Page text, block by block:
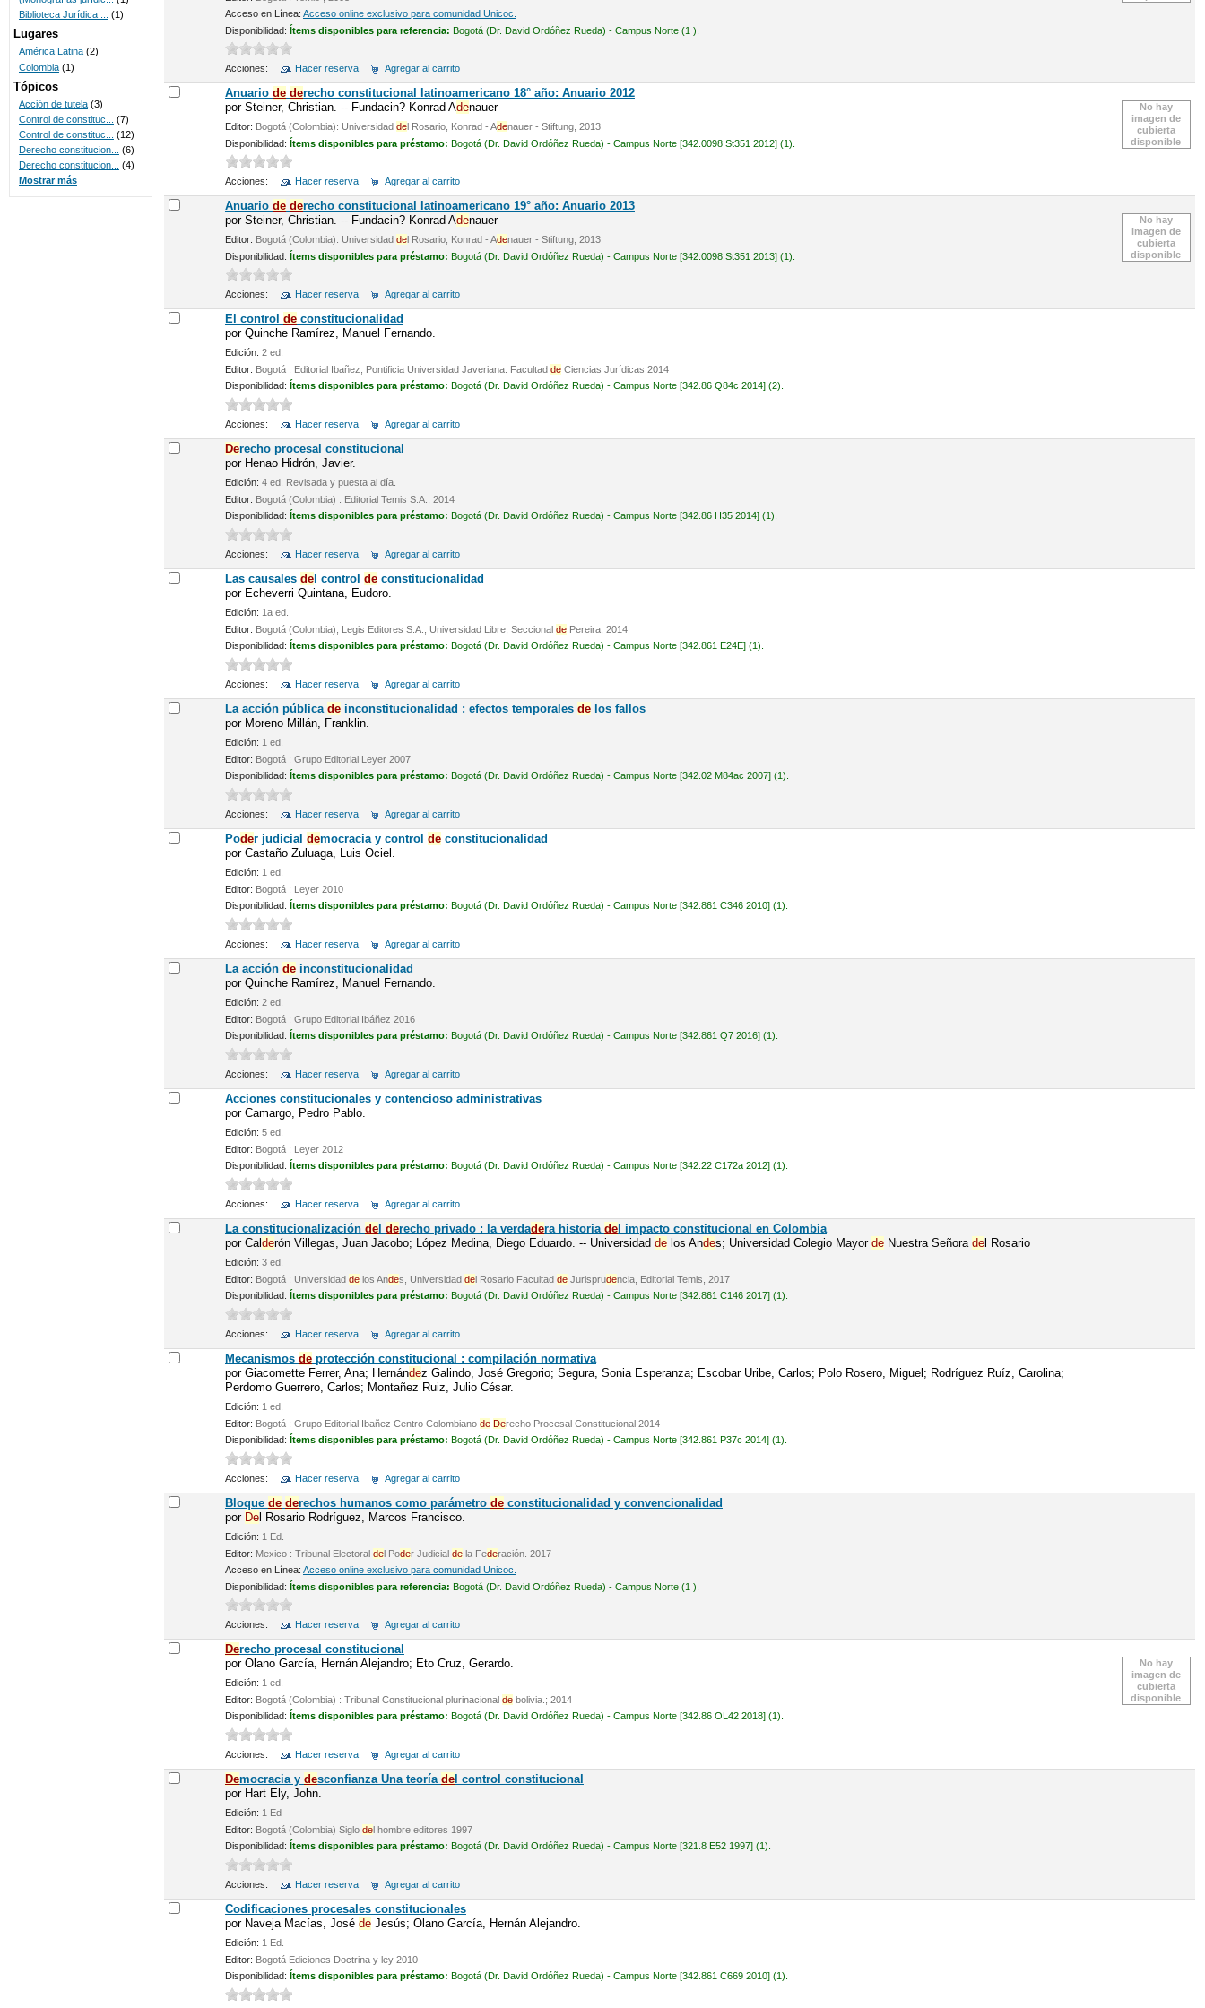
Acceso en Línea: Acceso online exclusivo para comunidad Unicoc.
Disponibilidad: Ítems disponibles para referencia: Bogotá (Dr. David Ordóñez Rueda) - Campus Norte (1 ).
Acciones: Hacer reserva Agregar al carrito
Anuario de derecho constitucional latinoamericano 18° año: Anuario 2012
por Steiner, Christian. -- Fundacin? Konrad Adenauer
Editor: Bogotá (Colombia): Universidad del Rosario, Konrad - Adenauer - Stiftung, 2013
Disponibilidad: Ítems disponibles para préstamo: Bogotá (Dr. David Ordóñez Rueda) - Campus Norte [342.0098 St351 2012] (1).
Acciones: Hacer reserva Agregar al carrito
No hay
imagen de
cubierta
disponible
Anuario de derecho constitucional latinoamericano 19° año: Anuario 2013
por Steiner, Christian. -- Fundacin? Konrad Adenauer
Editor: Bogotá (Colombia): Universidad del Rosario, Konrad - Adenauer - Stiftung, 2013
Disponibilidad: Ítems disponibles para préstamo: Bogotá (Dr. David Ordóñez Rueda) - Campus Norte [342.0098 St351 2013] (1).
Acciones: Hacer reserva Agregar al carrito
No hay
imagen de
cubierta
disponible
El control deconstitucionalidad
por Quinche Ramírez, Manuel Fernando.
Edición: 2 ed.
Editor: Bogotá : Editorial Ibañez, Pontificia Universidad Javeriana. Facultad deCiencias Jurídicas 2014
Disponibilidad: Ítems disponibles para préstamo: Bogotá (Dr. David Ordóñez Rueda) - Campus Norte [342.86 Q84c 2014] (2).
Acciones: Hacer reserva Agregar al carrito
Derecho procesal constitucional
por Henao Hidrón, Javier.
Edición: 4 ed. Revisada y puesta al día.
Editor: Bogotá (Colombia) : Editorial Temis S.A.; 2014
Disponibilidad: Ítems disponibles para préstamo: Bogotá (Dr. David Ordóñez Rueda) - Campus Norte [342.86 H35 2014] (1).
Acciones: Hacer reserva Agregar al carrito
Las causales del control deconstitucionalidad
por Echeverri Quintana, Eudoro.
Edición: 1a ed.
Editor: Bogotá (Colombia); Legis Editores S.A.; Universidad Libre, Seccional dePereira; 2014
Disponibilidad: Ítems disponibles para préstamo: Bogotá (Dr. David Ordóñez Rueda) - Campus Norte [342.861 E24E] (1).
Acciones: Hacer reserva Agregar al carrito
La acción pública deinconstitucionalidad : efectos temporales delos fallos
por Moreno Millán, Franklin.
Edición: 1 ed.
Editor: Bogotá : Grupo Editorial Leyer 2007
Disponibilidad: Ítems disponibles para préstamo: Bogotá (Dr. David Ordóñez Rueda) - Campus Norte [342.02 M84ac 2007] (1).
Acciones: Hacer reserva Agregar al carrito
Poder judicial democracia y control deconstitucionalidad
por Castaño Zuluaga, Luis Ociel.
Edición: 1 ed.
Editor: Bogotá : Leyer 2010
Disponibilidad: Ítems disponibles para préstamo: Bogotá (Dr. David Ordóñez Rueda) - Campus Norte [342.861 C346 2010] (1).
Acciones: Hacer reserva Agregar al carrito
La acción deinconstitucionalidad
por Quinche Ramírez, Manuel Fernando.
Edición: 2 ed.
Editor: Bogotá : Grupo Editorial Ibáñez 2016
Disponibilidad: Ítems disponibles para préstamo: Bogotá (Dr. David Ordóñez Rueda) - Campus Norte [342.861 Q7 2016] (1).
Acciones: Hacer reserva Agregar al carrito
Acciones constitucionales y contencioso administrativas
por Camargo, Pedro Pablo.
Edición: 5 ed.
Editor: Bogotá : Leyer 2012
Disponibilidad: Ítems disponibles para préstamo: Bogotá (Dr. David Ordóñez Rueda) - Campus Norte [342.22 C172a 2012] (1).
Acciones: Hacer reserva Agregar al carrito
La constitucionalización del derecho privado : la verdadera historia del impacto constitucional en Colombia
por Calderón Villegas, Juan Jacobo; López Medina, Diego Eduardo. -- Universidad delos Andes; Universidad Colegio Mayor deNuestra Señora del Rosario
Edición: 3 ed.
Editor: Bogotá : Universidad delos Andes, Universidad del Rosario Facultad deJurisprudencia, Editorial Temis, 2017
Disponibilidad: Ítems disponibles para préstamo: Bogotá (Dr. David Ordóñez Rueda) - Campus Norte [342.861 C146 2017] (1).
Acciones: Hacer reserva Agregar al carrito
Mecanismos deprotección constitucional : compilación normativa
por Giacomette Ferrer, Ana; Hernández Galindo, José Gregorio; Segura, Sonia Esperanza; Escobar Uribe, Carlos; Polo Rosero, Miguel; Rodríguez Ruíz, Carolina;
Perdomo Guerrero, Carlos; Montañez Ruiz, Julio César.
Edición: 1 ed.
Editor: Bogotá : Grupo Editorial Ibañez Centro Colombiano de Derecho Procesal Constitucional 2014
Disponibilidad: Ítems disponibles para préstamo: Bogotá (Dr. David Ordóñez Rueda) - Campus Norte [342.861 P37c 2014] (1).
Acciones: Hacer reserva Agregar al carrito
Bloque de derechos humanos como parámetro deconstitucionalidad y convencionalidad
por Del Rosario Rodríguez, Marcos Francisco.
Edición: 1 Ed.
Editor: Mexico : Tribunal Electoral del Poder Judicial dela Federación. 2017
Acceso en Línea: Acceso online exclusivo para comunidad Unicoc.
Disponibilidad: Ítems disponibles para referencia: Bogotá (Dr. David Ordóñez Rueda) - Campus Norte (1 ).
Acciones: Hacer reserva Agregar al carrito
Derecho procesal constitucional
por Olano García, Hernán Alejandro; Eto Cruz, Gerardo.
Edición: 1 ed.
Editor: Bogotá (Colombia) : Tribunal Constitucional plurinacional debolivia.; 2014
Disponibilidad: Ítems disponibles para préstamo: Bogotá (Dr. David Ordóñez Rueda) - Campus Norte [342.86 OL42 2018] (1).
Acciones: Hacer reserva Agregar al carrito
No hay
imagen de
cubierta
disponible
Democracia y desconfianza Una teoría del control constitucional
por Hart Ely, John.
Edición: 1 Ed
Editor: Bogotá (Colombia) Siglo del hombre editores 1997
Disponibilidad: Ítems disponibles para préstamo: Bogotá (Dr. David Ordóñez Rueda) - Campus Norte [321.8 E52 1997] (1).
Acciones: Hacer reserva Agregar al carrito
Codificaciones procesales constitucionales
por Naveja Macías, José deJesús; Olano García, Hernán Alejandro.
Edición: 1 Ed.
Editor: Bogotá Ediciones Doctrina y ley 2010
Disponibilidad: Ítems disponibles para préstamo: Bogotá (Dr. David Ordóñez Rueda) - Campus Norte [342.861 C669 2010] (1).
Biblioteca Jurídica ... (1)
Lugares
América Latina (2)
Colombia (1)
Tópicos
Acción de tutela (3)
Control de constituc...
(7)
Control de constituc...
(12)
Derecho constitucion...
(6)
Derecho constitucion...
(4)
Mostrar más